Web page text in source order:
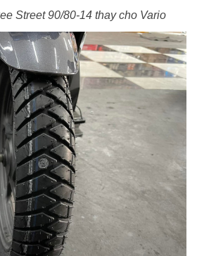
Street 90/80-14 thay cho Vario